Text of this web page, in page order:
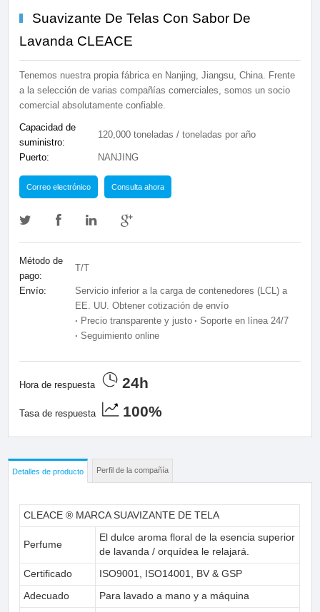
Suavizante De Telas Con Sabor De
Lavanda CLEACE
Tenemos nuestra propia fábrica en Nanjing, Jiangsu, China. Frente
a la selección de varias compañías comerciales, somos un socio
comercial absolutamente confiable.
Capacidad de
suministro:
120,000 toneladas / toneladas por año
Puerto: NANJING
Correo electrónico Consulta ahora
Método de
pago:
T/T
Envío:
Servicio inferior a la carga de contenedores (LCL) a
EE. UU. Obtener cotización de envío
· Precio transparente y justo · Soporte en línea 24/7
· Seguimiento online
Hora de respuesta 24h
Tasa de respuesta 100%
Detalles de producto
CLEACE ® MARCA SUAVIZANTE DE TELA
Perfume
El dulce aroma floral de la esencia superior
de lavanda / orquídea le relajará.
Certificado ISO9001, ISO14001, BV & GSP
Adecuado Para lavado a mano y a máquina
Perfil de la compañía